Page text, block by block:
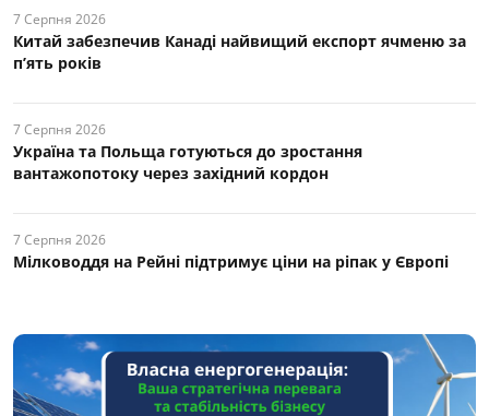
7 Серпня 2026
Китай забезпечив Канаді найвищий експорт ячменю за
п’ять років
7 Серпня 2026
Україна та Польща готуються до зростання
вантажопотоку через західний кордон
7 Серпня 2026
Мілководдя на Рейні підтримує ціни на ріпак у Європі